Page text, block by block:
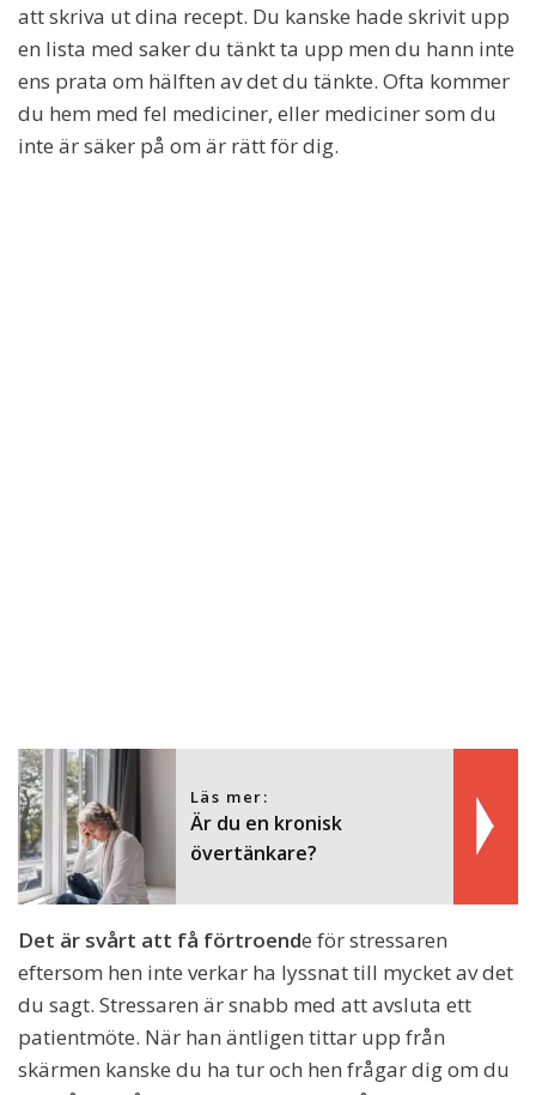
att skriva ut dina recept. Du kanske hade skrivit upp
en lista med saker du tänkt ta upp men du hann inte
ens prata om hälften av det du tänkte. Ofta kommer
du hem med fel mediciner, eller mediciner som du
inte är säker på om är rätt för dig.
Läs mer:
Är du en kronisk
övertänkare?
Det är svårt att få förtroende för stressaren
eftersom hen inte verkar ha lyssnat till mycket av det
du sagt. Stressaren är snabb med att avsluta ett
patientmöte. När han äntligen tittar upp från
skärmen kanske du ha tur och hen frågar dig om du